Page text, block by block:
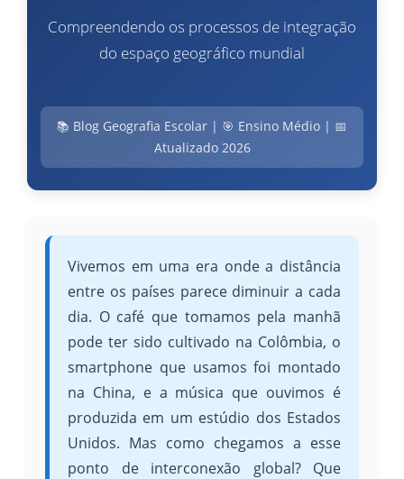
Compreendendo os processos de integração
do espaço geográfico mundial
📚 Blog Geografia Escolar | 🎯 Ensino Médio | 📅
Atualizado 2026
Vivemos em uma era onde a distância
entre os países parece diminuir a cada
dia. O café que tomamos pela manhã
pode ter sido cultivado na Colômbia, o
smartphone que usamos foi montado
na China, e a música que ouvimos é
produzida em um estúdio dos Estados
Unidos. Mas como chegamos a esse
ponto de interconexão global? Que